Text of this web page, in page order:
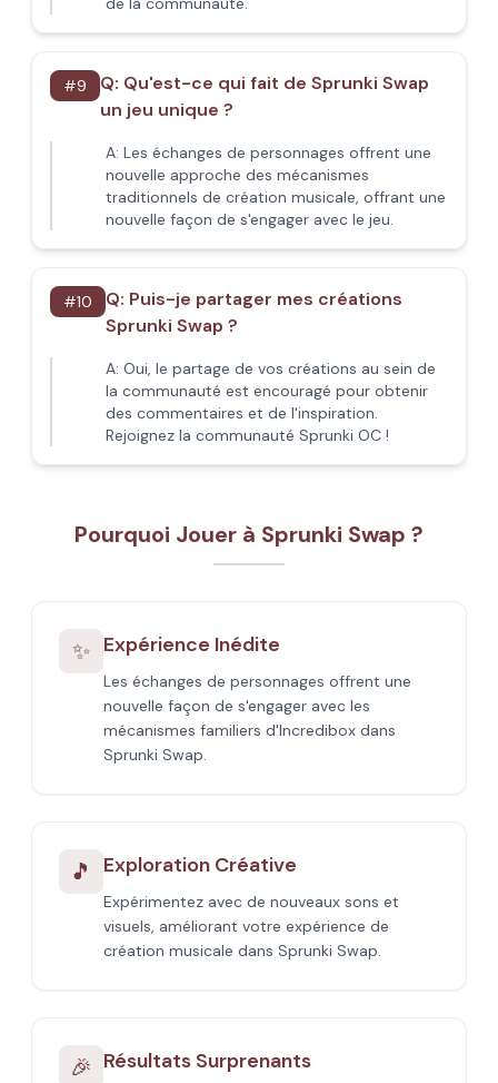
#9 Q: Qu'est-ce qui fait de Sprunki Swap
un jeu unique ?
A: Les échanges de personnages offrent une
nouvelle approche des mécanismes
traditionnels de création musicale, offrant une
nouvelle façon de s'engager avec le jeu.
#10 Q: Puis-je partager mes créations
Sprunki Swap ?
A: Oui, le partage de vos créations au sein de
la communauté est encouragé pour obtenir
des commentaires et de l'inspiration.
Rejoignez la communauté Sprunki OC !
Pourquoi Jouer à Sprunki Swap ?
✨ Expérience Inédite
Les échanges de personnages offrent une
nouvelle façon de s'engager avec les
mécanismes familiers d'Incredibox dans
Sprunki Swap.
🎵 Exploration Créative
Expérimentez avec de nouveaux sons et
visuels, améliorant votre expérience de
création musicale dans Sprunki Swap.
🎉 Résultats Surprenants